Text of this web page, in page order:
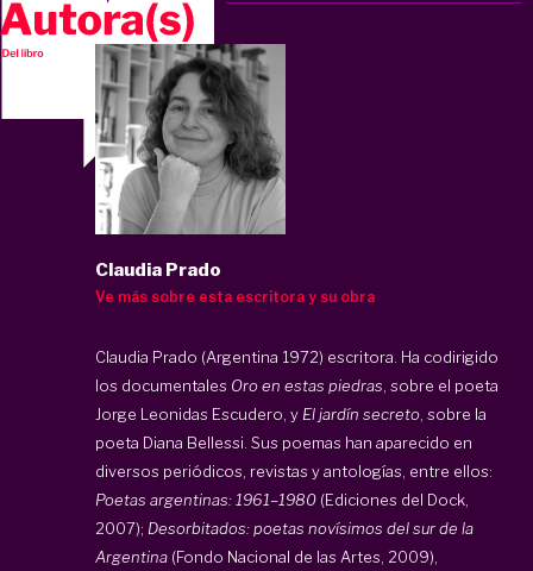
Claudia Prado
Ve más sobre esta escritora y su obra
Claudia Prado (Argentina 1972) escritora. Ha codirigido
los documentales Oro en estas piedras , sobre el poeta
Jorge Leonidas Escudero, y El jardín secreto , sobre la
poeta Diana Bellessi. Sus poemas han aparecido en
diversos periódicos, revistas y antologías, entre ellos:
Poetas argentinas: 1961–1980 (Ediciones del Dock,
2007); Desorbitados: poetas novísimos del sur de la
Argentina (Fondo Nacional de las Artes, 2009),